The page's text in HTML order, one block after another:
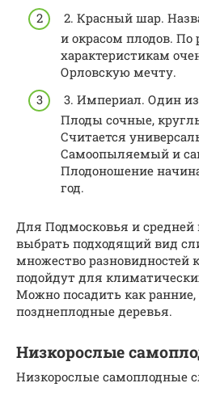
2. Красный шар.
и окрасом плодов.
характеристикам
Орловскую мечту.
3. Империал. Один
Плоды сочные,
Считается
Самоопыляемый и
Плодоношение
год.
Для Подмосковья и средней
выбрать подходящий вид
множество разновидностей
подойдут для
Можно посадить как ранние,
позднеплодные деревья.
Низкорослые
Низкорослые самоплодные